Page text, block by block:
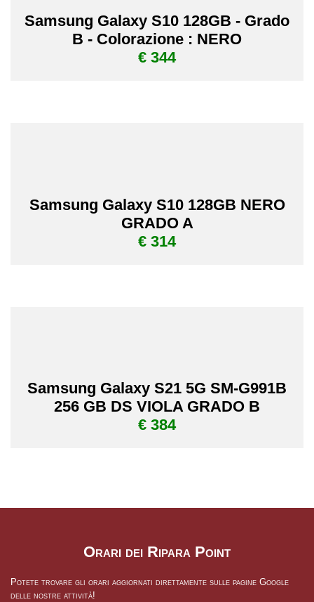
Samsung Galaxy S10 128GB - Grado
B - Colorazione : NERO
€ 344
Samsung Galaxy S10 128GB NERO
GRADO A
€ 314
Samsung Galaxy S21 5G SM-G991B
256 GB DS VIOLA GRADO B
€ 384
Orari dei Ripara Point
Potete trovare gli orari aggiornati direttamente sulle pagine Google
delle nostre attività!